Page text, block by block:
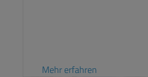
Mehr erfahren